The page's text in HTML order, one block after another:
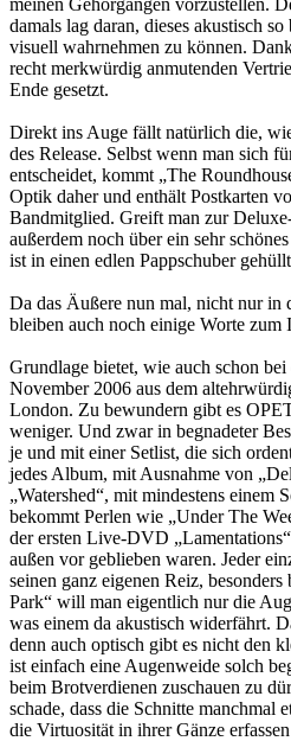
damals lag daran, dieses akustisch
visuell wahrnehmen zu können.
recht merkwürdig anmutenden
Ende gesetzt.
Direkt ins Auge fällt natürlich die,
des Release. Selbst wenn man sich
entscheidet, kommt „The
Optik daher und enthält Postkarten
Bandmitglied. Greift man zur
außerdem noch über ein sehr
ist in einen edlen Pappschuber
Da das Äußere nun mal, nicht nur in
bleiben auch noch einige Worte zum
Grundlage bietet, wie auch schon
November 2006 aus dem
London. Zu bewundern gibt es
weniger. Und zwar in begnadeter
je und mit einer Setlist, die sich
jedes Album, mit Ausnahme von
„Watershed“, mit mindestens einem
bekommt Perlen wie „Under The
der ersten Live-DVD
außen vor geblieben waren. Jeder
seinen ganz eigenen Reiz,
Park“ will man eigentlich nur die
was einem da akustisch widerfährt.
denn auch optisch gibt es nicht den
ist einfach eine Augenweide solch
beim Brotverdienen zuschauen zu
schade, dass die Schnitte manchmal
die Virtuosität in ihrer Gänze